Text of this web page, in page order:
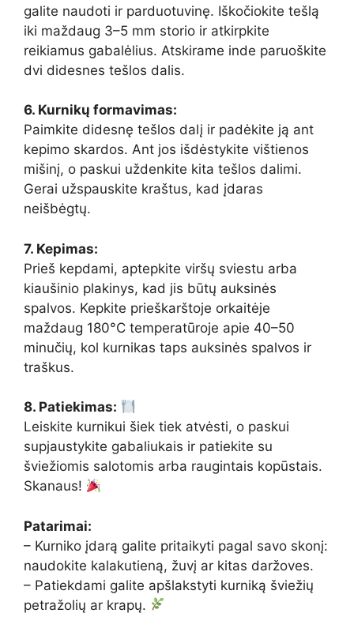
galite naudoti ir parduotuvinę. Iškočiokite tešlą
iki maždaug 3–5 mm storio ir atkirpkite
reikiamus gabalėlius. Atskirame inde paruoškite
dvi didesnes tešlos dalis.
6. Kurnikų formavimas:
Paimkite didesnę tešlos dalį ir padėkite ją ant
kepimo skardos. Ant jos išdėstykite vištienos
mišinį, o paskui uždenkite kita tešlos dalimi.
Gerai užspauskite kraštus, kad įdaras
neišbėgtų.
7. Kepimas:
Prieš kepdami, aptepkite viršų sviestu arba
kiaušinio plakinys, kad jis būtų auksinės
spalvos. Kepkite prieškarštoje orkaitėje
maždaug 180°C temperatūroje apie 40–50
minučių, kol kurnikas taps auksinės spalvos ir
traškus.
8. Patiekimas:
Leiskite kurnikui šiek tiek atvėsti, o paskui
supjaustykite gabaliukais ir patiekite su
šviežiomis salotomis arba raugintais kopūstais.
Skanaus!
Patarimai:
– Kurniko įdarą galite pritaikyti pagal savo skonį:
naudokite kalakutieną, žuvį ar kitas daržoves.
– Patiekdami galite apšlakstyti kurniką šviežių
petražolių ar krapų.